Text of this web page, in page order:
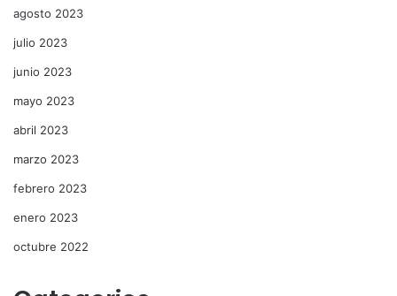
agosto 2023
julio 2023
junio 2023
mayo 2023
abril 2023
marzo 2023
febrero 2023
enero 2023
octubre 2022